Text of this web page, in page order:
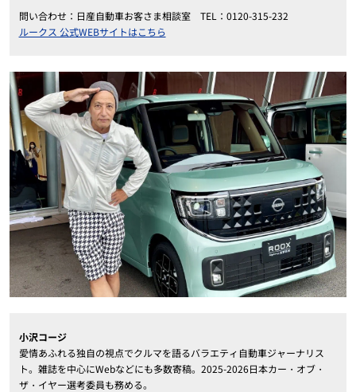
問い合わせ：日産自動車お客さま相談室 TEL：0120-315-232
ルークス 公式WEBサイトはこちら
小沢コージ
愛情あふれる独自の視点でクルマを語るバラエティ自動車ジャーナリス
ト。雑誌を中心にWebなどにも多数寄稿。2025-2026日本カー・オブ・
ザ・イヤー選考委員も務める。